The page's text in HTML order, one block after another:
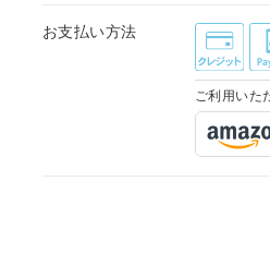
お支払い方法
ご利用いた